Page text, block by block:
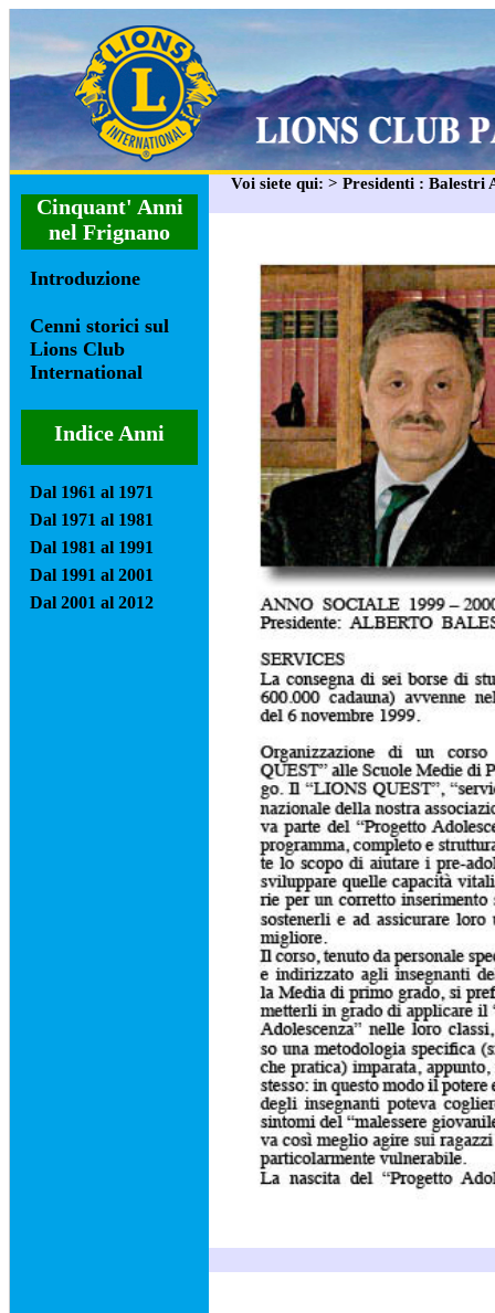
Cinquant' Anni
nel Frignano
Introduzione
Cenni storici sul
Lions Club
International
Indice Anni
Dal 1961 al 1971
Dal 1971 al 1981
Dal 1981 al 1991
Dal 1991 al 2001
Dal 2001 al 2012
Voi siete qui: > Presidenti : Balestri